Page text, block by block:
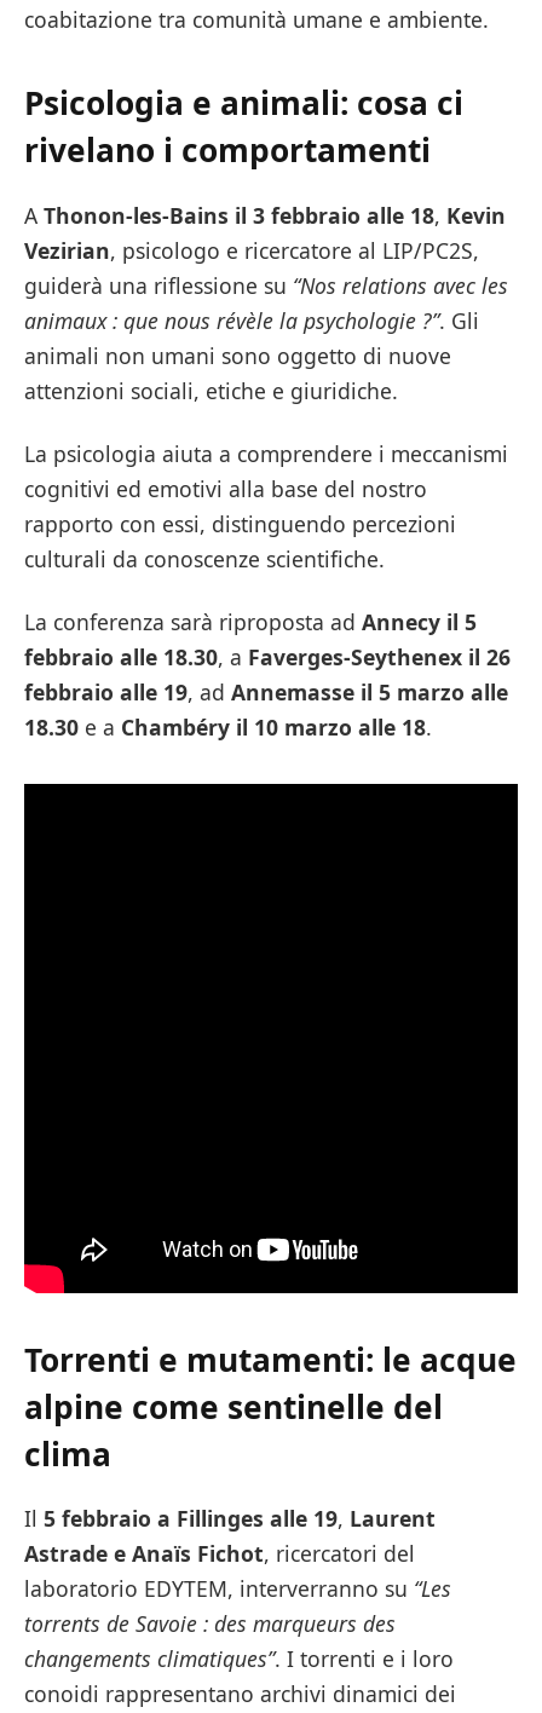
coabitazione tra comunità umane e ambiente.
Psicologia e animali: cosa ci
rivelano i comportamenti
A Thonon-les-Bains il 3 febbraio alle 18, Kevin
Vezirian, psicologo e ricercatore al LIP/PC2S,
guiderà una riflessione su “Nos relations avec les
animaux : que nous révèle la psychologie ?”. Gli
animali non umani sono oggetto di nuove
attenzioni sociali, etiche e giuridiche.
La psicologia aiuta a comprendere i meccanismi
cognitivi ed emotivi alla base del nostro
rapporto con essi, distinguendo percezioni
culturali da conoscenze scientifiche.
La conferenza sarà riproposta ad Annecy il 5
febbraio alle 18.30, a Faverges-Seythenex il 26
febbraio alle 19, ad Annemasse il 5 marzo alle
18.30 e a Chambéry il 10 marzo alle 18.
Torrenti e mutamenti: le acque
alpine come sentinelle del
clima
Il 5 febbraio a Fillinges alle 19, Laurent
Astrade e Anaïs Fichot, ricercatori del
laboratorio EDYTEM, interverranno su “Les
torrents de Savoie : des marqueurs des
changements climatiques”. I torrenti e i loro
conoidi rappresentano archivi dinamici dei